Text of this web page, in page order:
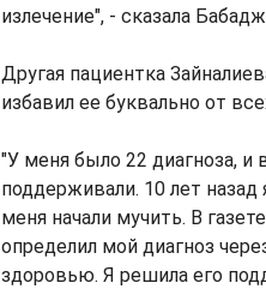
излечение", - сказала
Другая пациентка
избавил ее буквально от
"У меня было 22 диагноза, и
поддерживали. 10 лет
меня начали мучить. В
определил мой диагноз
здоровью. Я решила его